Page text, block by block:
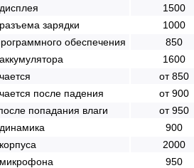
1500
зарядки
1000
обеспечения
850
1600
от 850
после падения
от 900
попадания влаги
от 950
900
2000
950